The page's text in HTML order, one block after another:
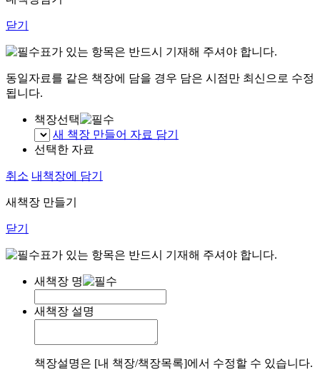
닫기
표가 있는 항목은 반드시 기재해 주셔야 합니다.
동일자료를 같은 책장에 담을 경우 담은 시점만 최신으로 수정
됩니다.
책장선택
새 책장 만들어 자료 담기
선택한 자료
취소 내책장에 담기
새책장 만들기
닫기
표가 있는 항목은 반드시 기재해 주셔야 합니다.
새책장 명
새책장 설명
책장설명은 [내 책장/책장목록]에서 수정할 수 있습니다.